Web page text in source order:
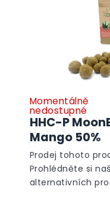
HHC-P
Mango 50%
Momentálně
nedostupné
Prodej tohoto
Prohlédněte si
alternativních